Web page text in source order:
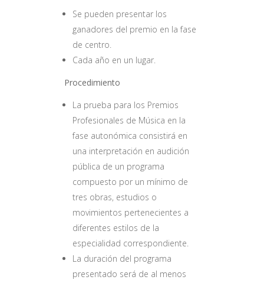
Se pueden presentar los
ganadores del premio en la fase
de centro.
Cada año en un lugar.
Procedimiento
La prueba para los Premios
Profesionales de Música en la
fase autonómica consistirá en
una interpretación en audición
pública de un programa
compuesto por un mínimo de
tres obras, estudios o
movimientos pertenecientes a
diferentes estilos de la
especialidad correspondiente.
La duración del programa
presentado será de al menos